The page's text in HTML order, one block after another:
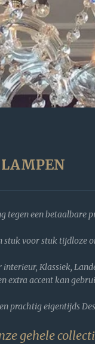
tegen een betaalbare
stuk voor stuk tijdloze
interieur, Klassiek,
extra accent kan
prachtig eigentijds
gehele